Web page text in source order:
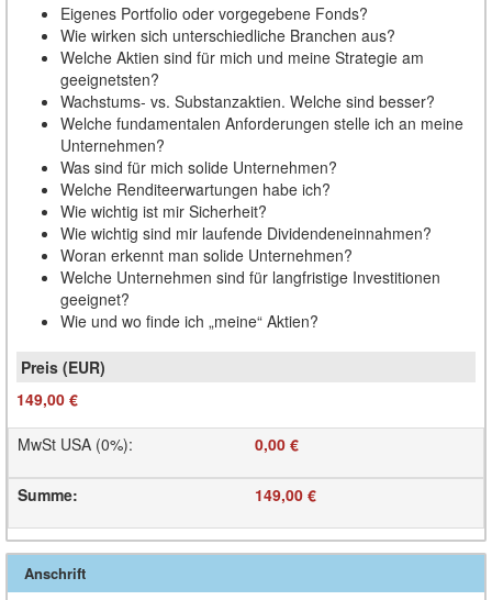
Eigenes Portfolio oder vorgegebene Fonds?
Wie wirken sich unterschiedliche Branchen aus?
Welche Aktien sind für mich und meine Strategie am
geeignetsten?
Wachstums- vs. Substanzaktien. Welche sind besser?
Welche fundamentalen Anforderungen stelle ich an meine
Unternehmen?
Was sind für mich solide Unternehmen?
Welche Renditeerwartungen habe ich?
Wie wichtig ist mir Sicherheit?
Wie wichtig sind mir laufende Dividendeneinnahmen?
Woran erkennt man solide Unternehmen?
Welche Unternehmen sind für langfristige Investitionen
geeignet?
Wie und wo finde ich „meine“ Aktien?
149,00 €
MwSt USA (0%): 0,00 €
Summe: 149,00 €
Anschrift